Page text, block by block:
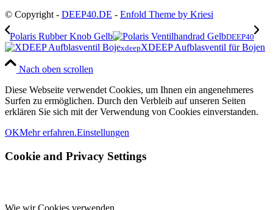
© Copyright - DEEP40.DE - Enfold Theme by Kriesi
Polaris Rubber Knob Gelb
DEEP40
xdeepXDEEP Aufblasventil für Bojen
Nach oben scrollen
Diese Webseite verwendet Cookies, um Ihnen ein angenehmeres
Surfen zu ermöglichen. Durch den Verbleib auf unseren Seiten
erklären Sie sich mit der Verwendung von Cookies einverstanden.
OKMehr erfahren.Einstellungen
Cookie and Privacy Settings
Wie wir Cookies verwenden